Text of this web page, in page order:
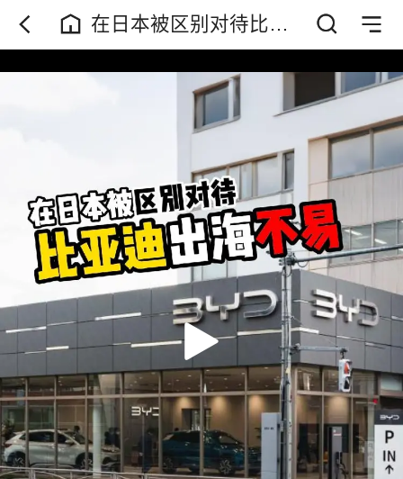
在日本被区别对待比亚
迪出海不易 从比亚迪在
日本市场遭遇的不公待
遇，就能很明显的感受
到，中国汽车的出海之
路并非是一路坦途。